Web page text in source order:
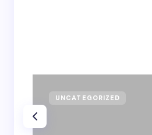
UNCATEGORIZED